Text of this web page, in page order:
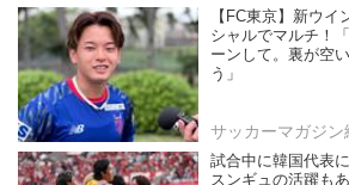
【FC東京】新ウ
シャルでマルチ！
ーンして。裏が空
う」
サッカーマガジン
試合中に韓国代表
スンギュの活躍も